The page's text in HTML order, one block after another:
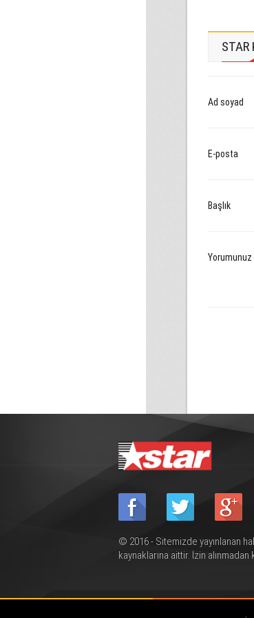
STAR
Ad soyad
E-posta
Başlık
Yorumunuz
© 2016 - Sitemizde yayınlanan
kaynaklarına aittir. İzin